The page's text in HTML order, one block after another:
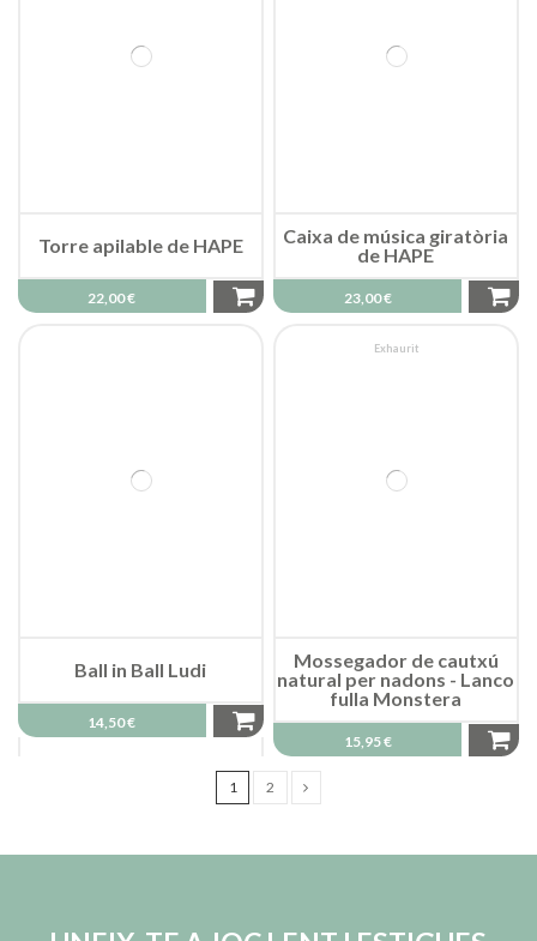
Torre apilable de HAPE
22,00 €
Caixa de música giratòria
de HAPE
23,00 €
Ball in Ball Ludi
14,50 €
Exhaurit
Mossegador de cautxú
natural per nadons - Lanco
fulla Monstera
15,95 €
1 2